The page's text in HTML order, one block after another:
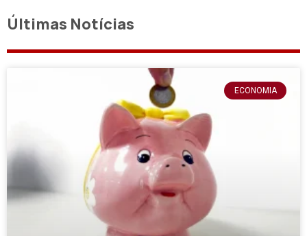
Últimas Notícias
ECONOMIA